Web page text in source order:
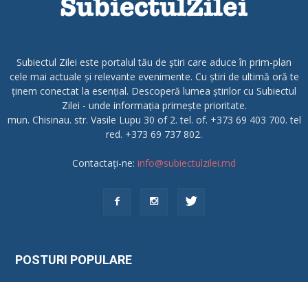
Subiectul Zilei este portalul tău de știri care aduce în prim-plan
cele mai actuale și relevante evenimente. Cu știri de ultimă oră te
ținem conectat la esențial. Descoperă lumea știrilor cu Subiectul
Zilei - unde informația primește prioritate.
mun. Chisinau. str. Vasile Lupu 30 of 2. tel. of. +373 69 403 700. tel
red. +373 69 737 802.
Contactați-ne: info@subiectulzilei.md
POSTURI POPULARE